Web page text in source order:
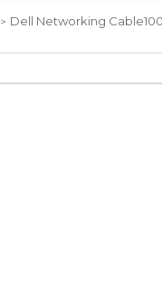
Dell Networking